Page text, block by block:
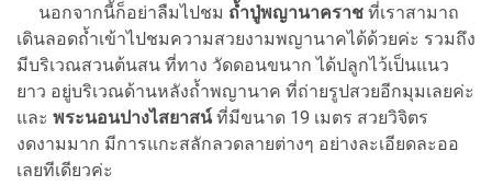
นอกจากนี้ก็อย่าลืมไปชม ถ้ำปู่พญานาคราช ที่เราสามาถ
เดินลอดถ้ำเข้าไปชมความสวยงามพญานาคได้ด้วยค่ะ รวมถึง
มีบริเวณสวนต้นสน ที่ทาง วัดดอนขนาก ได้ปลูกไว้เป็นแนว
ยาว อยู่บริเวณด้านหลังถ้ำพญานาค ที่ถ่ายรูปสวยอีกมุมเลยค่ะ
และ พระนอนปางไสยาสน์ที่มีขนาด 19 เมตร สวยวิจิตร
งดงามมาก มีการแกะสลักลวดลายต่างๆ อย่างละเอียดละออ
เลยทีเดียวค่ะ